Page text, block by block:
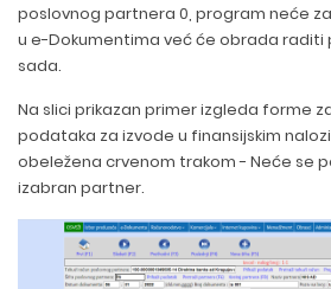
poslovnog partnera 0, program neće
u e-Dokumentima već će obrada raditi
sada.
Na slici prikazan primer izgleda forme
podataka za izvode u finansijskim
obeležena crvenom trakom - Neće se
izabran partner.